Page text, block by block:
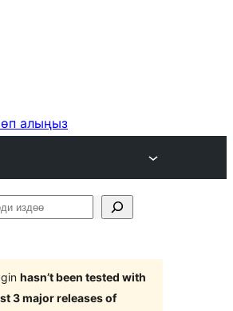
алыңыз
hasn’t been tested with
3 major releases of